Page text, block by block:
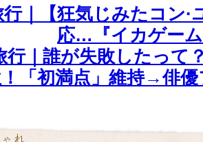
｜【狂気じみたコン·
応…『イカゲー
行｜誰が失敗したって
「初満点」維持→俳